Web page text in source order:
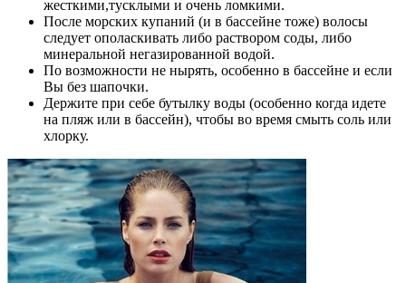
жесткими,тусклыми и очень ломкими.
После морских купаний (и в бассейне тоже) волосы
следует ополаскивать либо раствором соды, либо
минеральной негазированной водой.
По возможности не нырять, особенно в бассейне и если
Вы без шапочки.
Держите при себе бутылку воды (особенно когда идете
на пляж или в бассейн), чтобы во время смыть соль или
хлорку.